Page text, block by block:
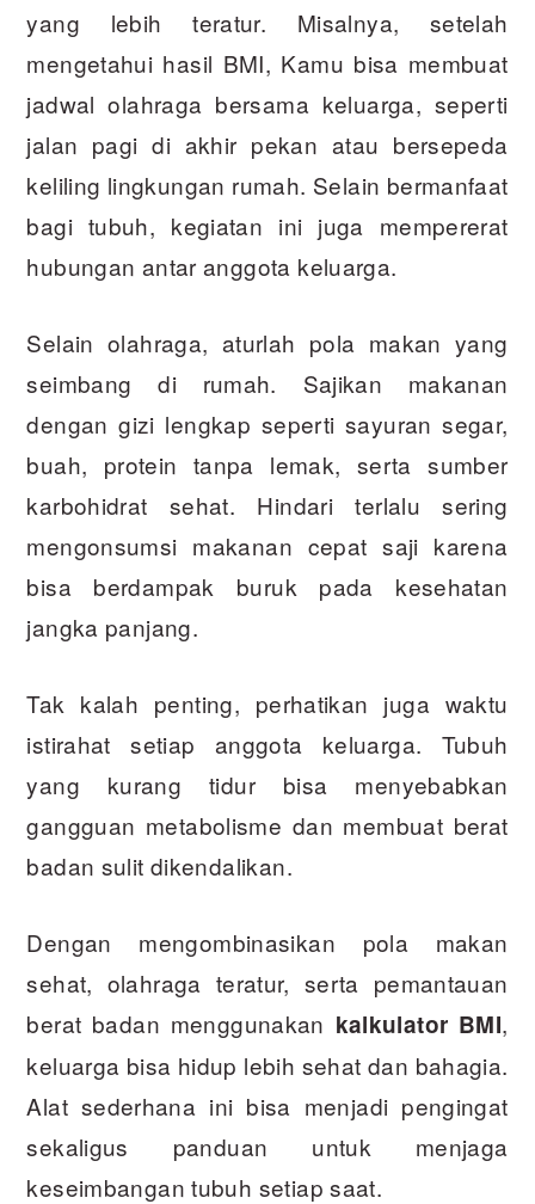
yang lebih teratur. Misalnya, setelah
mengetahui hasil BMI, Kamu bisa membuat
jadwal olahraga bersama keluarga, seperti
jalan pagi di akhir pekan atau bersepeda
keliling lingkungan rumah. Selain bermanfaat
bagi tubuh, kegiatan ini juga mempererat
hubungan antar anggota keluarga.
Selain olahraga, aturlah pola makan yang
seimbang di rumah. Sajikan makanan
dengan gizi lengkap seperti sayuran segar,
buah, protein tanpa lemak, serta sumber
karbohidrat sehat. Hindari terlalu sering
mengonsumsi makanan cepat saji karena
bisa berdampak buruk pada kesehatan
jangka panjang.
Tak kalah penting, perhatikan juga waktu
istirahat setiap anggota keluarga. Tubuh
yang kurang tidur bisa menyebabkan
gangguan metabolisme dan membuat berat
badan sulit dikendalikan.
Dengan mengombinasikan pola makan
sehat, olahraga teratur, serta pemantauan
berat badan menggunakan kalkulator BMI,
keluarga bisa hidup lebih sehat dan bahagia.
Alat sederhana ini bisa menjadi pengingat
sekaligus panduan untuk menjaga
keseimbangan tubuh setiap saat.